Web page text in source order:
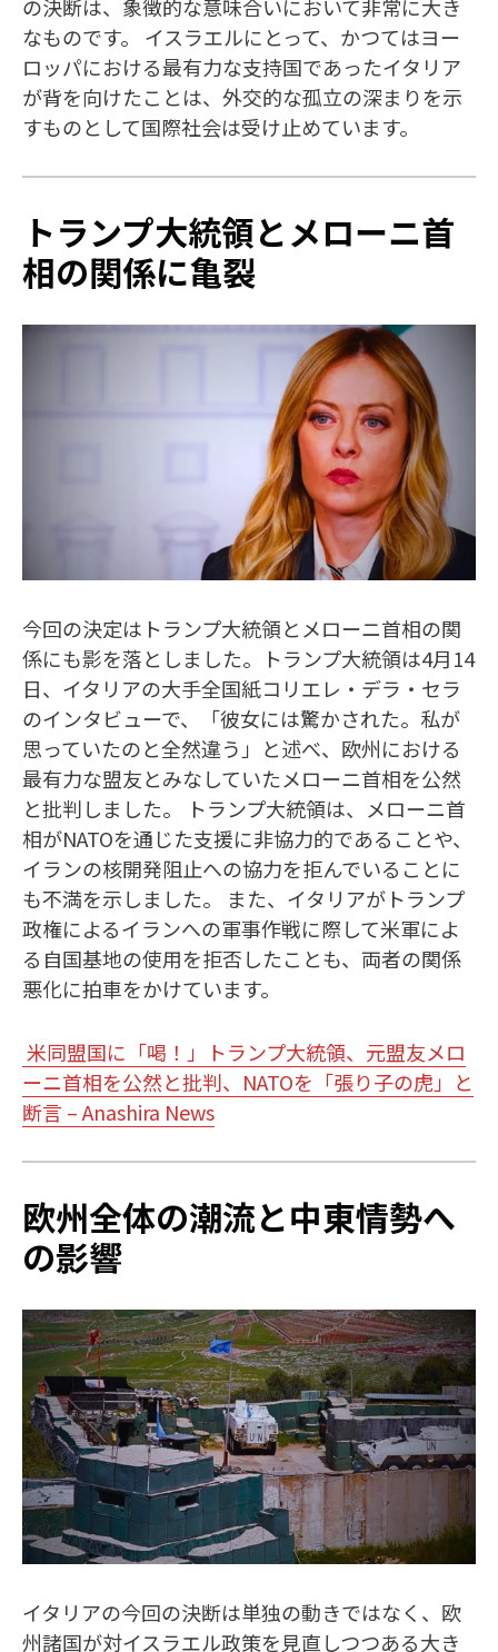
の決断は、象徴的な意味合いにおいて非常に大き
なものです。 イスラエルにとって、かつてはヨー
ロッパにおける最有力な支持国であったイタリア
が背を向けたことは、外交的な孤立の深まりを示
すものとして国際社会は受け止めています。
トランプ大統領とメローニ首
相の関係に亀裂
今回の決定はトランプ大統領とメローニ首相の関
係にも影を落としました。トランプ大統領は4月14
日、イタリアの大手全国紙コリエレ・デラ・セラ
のインタビューで、「彼女には驚かされた。私が
思っていたのと全然違う」と述べ、欧州における
最有力な盟友とみなしていたメローニ首相を公然
と批判しました。 トランプ大統領は、メローニ首
相がNATOを通じた支援に非協力的であることや、
イランの核開発阻止への協力を拒んでいることに
も不満を示しました。 また、イタリアがトランプ
政権によるイランへの軍事作戦に際して米軍によ
る自国基地の使用を拒否したことも、両者の関係
悪化に拍車をかけています。
米同盟国に「喝！」トランプ大統領、元盟友メロ
ーニ首相を公然と批判、NATOを「張り子の虎」と
断言 – Anashira News
欧州全体の潮流と中東情勢へ
の影響
イタリアの今回の決断は単独の動きではなく、欧
州諸国が対イスラエル政策を見直しつつある大き